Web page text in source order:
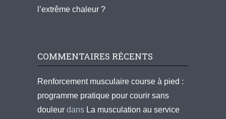
l’extrême chaleur ?
COMMENTAIRES RÉCENTS
Renforcement musculaire course à pied :
programme pratique pour courir sans
douleur dans La musculation au service